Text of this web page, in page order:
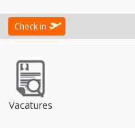
Check in
Vacatures